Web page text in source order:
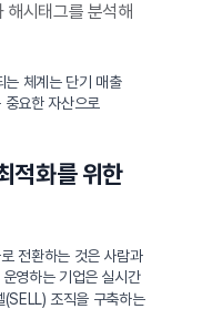
해시태그를 분석해
는 체계는 단기 매출
요한 자산으로
적화를 위한
전환하는 것은 사람과
영하는 기업은 실시간
조직을 구축하는